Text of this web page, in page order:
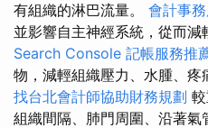
有組織的淋巴流量。 會計事
並影響自主神經系統，從而減
Search Console 記帳服務推
物，減輕組織壓力、水腫、疼
找台北會計師協助財務規劃
組織間隔、肺門周圍、沿著